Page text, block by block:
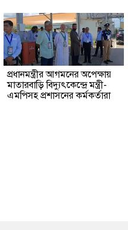
প্রধানমন্ত্রীর আগমনের অপেক্ষায়
মাতারবাড়ি বিদ্যুৎকেন্দ্রে মন্ত্রী-
এমপিসহ প্রশাসনের কর্মকর্তারা